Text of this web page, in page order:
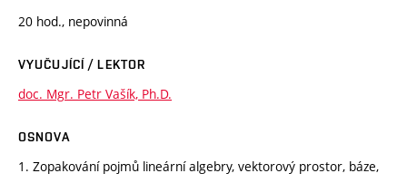
20 hod., nepovinná
VYUČUJÍCÍ / LEKTOR
doc. Mgr. Petr Vašík, Ph.D.
OSNOVA
1. Zopakování pojmů lineární algebry, vektorový prostor, báze,